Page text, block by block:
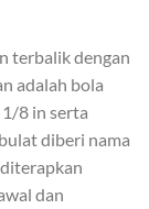
terbalik dengan
adalah bola
8 in serta
diberi nama
dan